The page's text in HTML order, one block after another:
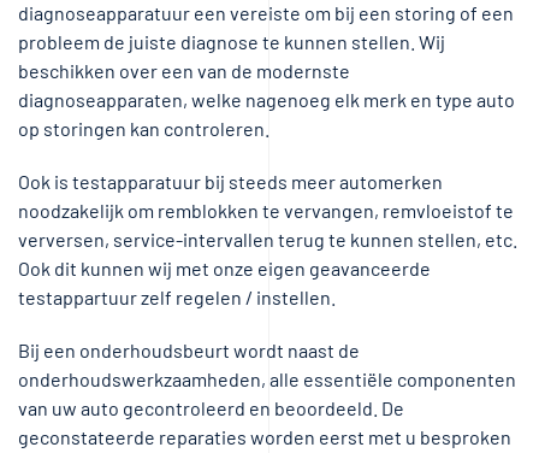
diagnoseapparatuur een vereiste om bij een storing of een
probleem de juiste diagnose te kunnen stellen. Wij
beschikken over een van de modernste
diagnoseapparaten, welke nagenoeg elk merk en type auto
op storingen kan controleren.
Ook is testapparatuur bij steeds meer automerken
noodzakelijk om remblokken te vervangen, remvloeistof te
verversen, service-intervallen terug te kunnen stellen, etc.
Ook dit kunnen wij met onze eigen geavanceerde
testappartuur zelf regelen / instellen.
Bij een onderhoudsbeurt wordt naast de
onderhoudswerkzaamheden, alle essentiële componenten
van uw auto gecontroleerd en beoordeeld. De
geconstateerde reparaties worden eerst met u besproken